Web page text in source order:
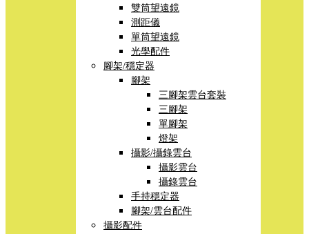
雙筒望遠鏡
測距儀
單筒望遠鏡
光學配件
腳架/穩定器
腳架
三腳架雲台套裝
三腳架
單腳架
燈架
攝影/攝錄雲台
攝影雲台
攝錄雲台
手持穩定器
腳架/雲台配件
攝影配件